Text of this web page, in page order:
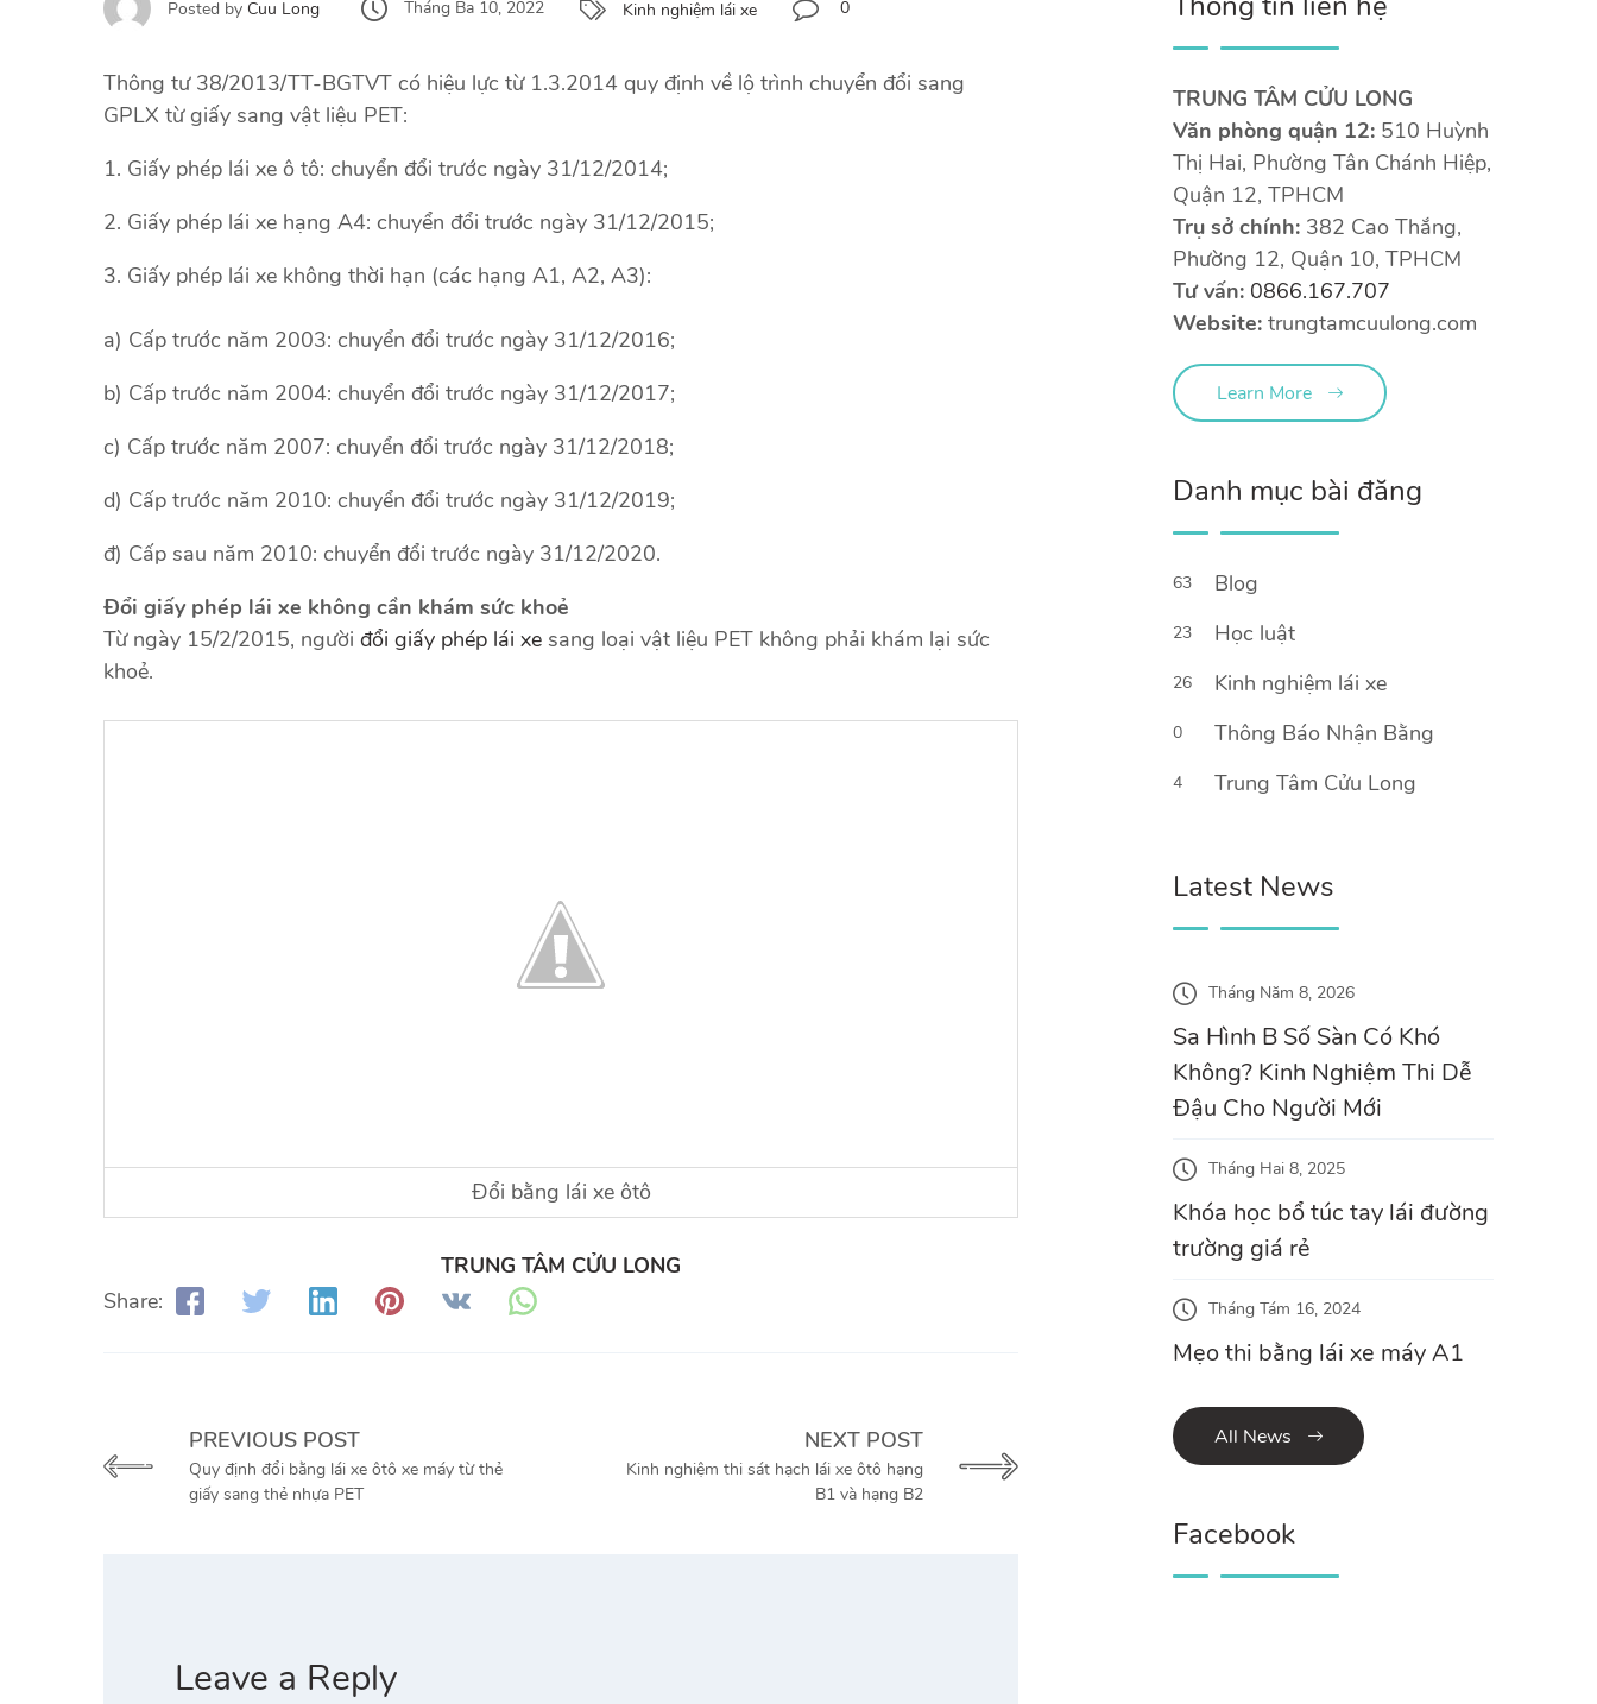
Posted by Cuu Long Tháng Ba 10, 2022 Kinh nghiệm lái xe 0
Thông tư 38/2013/TT-BGTVT có hiệu lực từ 1.3.2014 quy định về lộ trình chuyển đổi sang
GPLX từ giấy sang vật liệu PET:
1. Giấy phép lái xe ô tô: chuyển đổi trước ngày 31/12/2014;
2. Giấy phép lái xe hạng A4: chuyển đổi trước ngày 31/12/2015;
3. Giấy phép lái xe không thời hạn (các hạng A1, A2, A3):
a) Cấp trước năm 2003: chuyển đổi trước ngày 31/12/2016;
b) Cấp trước năm 2004: chuyển đổi trước ngày 31/12/2017;
c) Cấp trước năm 2007: chuyển đổi trước ngày 31/12/2018;
d) Cấp trước năm 2010: chuyển đổi trước ngày 31/12/2019;
đ) Cấp sau năm 2010: chuyển đổi trước ngày 31/12/2020.
Đổi giấy phép lái xe không cần khám sức khoẻ
Từ ngày 15/2/2015, người đổi giấy phép lái xe sang loại vật liệu PET không phải khám lại sức
khoẻ.
Đổi bằng lái xe ôtô
TRUNG TÂM CỬU LONG
Share:
PREVIOUS POST
Quy định đổi bằng lái xe ôtô xe máy từ thẻ
giấy sang thẻ nhựa PET
NEXT POST
Kinh nghiệm thi sát hạch lái xe ôtô hạng
B1 và hạng B2
Leave a Reply
TRUNG TÂM CỬU LONG
Văn phòng quận 12: 510 Huỳnh
Thị Hai, Phường Tân Chánh Hiệp,
Quận 12, TPHCM
Trụ sở chính: 382 Cao Thắng,
Phường 12, Quận 10, TPHCM
Tư vấn: 0866.167.707
Website: trungtamcuulong.com
Learn More
Danh mục bài đăng
63 Blog
23 Học luật
26 Kinh nghiệm lái xe
0 Thông Báo Nhận Bằng
4 Trung Tâm Cửu Long
Latest News
Tháng Năm 8, 2026
Sa Hình B Số Sàn Có Khó
Không? Kinh Nghiệm Thi Dễ
Đậu Cho Người Mới
Tháng Hai 8, 2025
Khóa học bổ túc tay lái đường
trường giá rẻ
Tháng Tám 16, 2024
Mẹo thi bằng lái xe máy A1
All News
Facebook